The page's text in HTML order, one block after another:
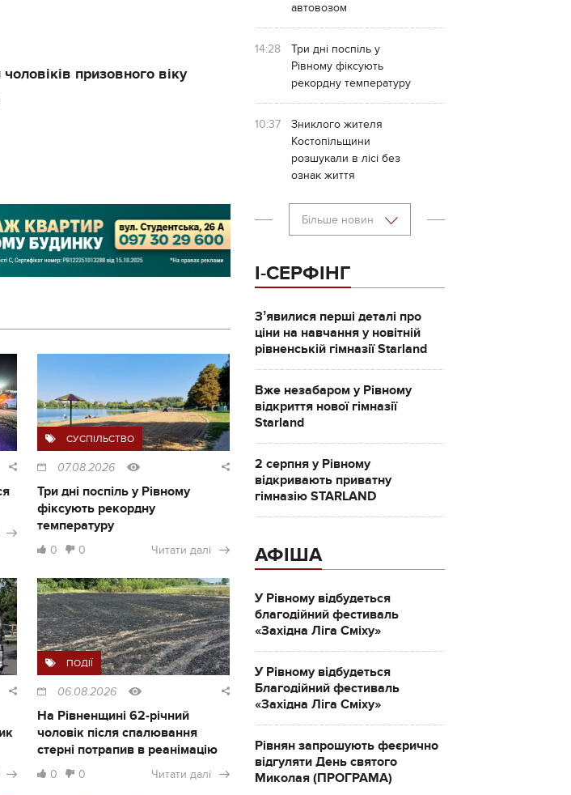
призовного віку
СУСПІЛЬСТВО
07.08.2026
Три дні поспіль у Рівному
фіксують рекордну
температуру
0 0 Читати далі
ПОДІЇ
06.08.2026
На Рівненщині 62-річний
чоловік після спалювання
стерні потрапив в реанімацію
0 0 Читати далі
автовозом
14:28
Три дні поспіль у
Рівному фіксують
рекордну температуру
10:37
Зниклого жителя
Костопільщини
розшукали в лісі без
ознак життя
Більше новин
І-СЕРФІНГ
Зʼявилися перші деталі про
ціни на навчання у новітній
рівненській гімназії Starland
Вже незабаром у Рівному
відкриття нової гімназії
Starland
2 серпня у Рівному
відкривають приватну
гімназію STARLAND
АФІША
У Рівному відбудеться
благодійний фестиваль
«Західна Ліга Сміху»
У Рівному відбудеться
Благодійний фестиваль
«Західна Ліга Сміху»
Рівнян запрошують феєрично
відгуляти День святого
Миколая (ПРОГРАМА)